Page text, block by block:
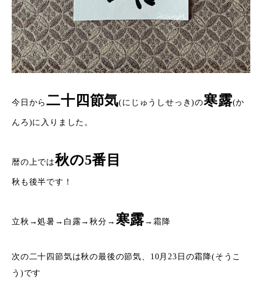
今日から二十四節気(にじゅうしせっき)の寒露(か
んろ)に入りました。
暦の上では秋の5番目
秋も後半です！
立秋→処暑→白露→秋分→ 寒露→霜降
次の二十四節気は秋の最後の節気、10月23日の霜降(そうこ
う)です